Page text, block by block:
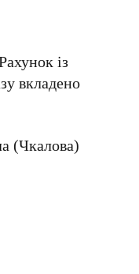
із
вкладено
(Чкалова)